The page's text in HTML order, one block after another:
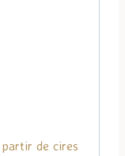
partir de cires